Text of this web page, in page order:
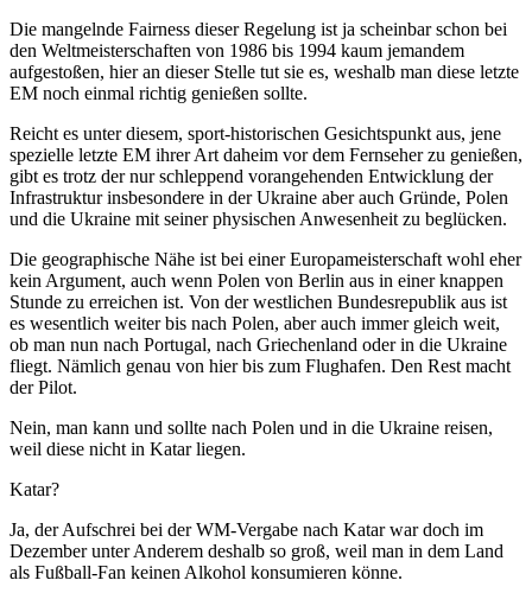
Die mangelnde Fairness dieser Regelung ist ja scheinbar schon bei
den Weltmeisterschaften von 1986 bis 1994 kaum jemandem
aufgestoßen, hier an dieser Stelle tut sie es, weshalb man diese letzte
EM noch einmal richtig genießen sollte.
Reicht es unter diesem, sport-historischen Gesichtspunkt aus, jene
spezielle letzte EM ihrer Art daheim vor dem Fernseher zu genießen,
gibt es trotz der nur schleppend vorangehenden Entwicklung der
Infrastruktur insbesondere in der Ukraine aber auch Gründe, Polen
und die Ukraine mit seiner physischen Anwesenheit zu beglücken.
Die geographische Nähe ist bei einer Europameisterschaft wohl eher
kein Argument, auch wenn Polen von Berlin aus in einer knappen
Stunde zu erreichen ist. Von der westlichen Bundesrepublik aus ist
es wesentlich weiter bis nach Polen, aber auch immer gleich weit,
ob man nun nach Portugal, nach Griechenland oder in die Ukraine
fliegt. Nämlich genau von hier bis zum Flughafen. Den Rest macht
der Pilot.
Nein, man kann und sollte nach Polen und in die Ukraine reisen,
weil diese nicht in Katar liegen.
Katar?
Ja, der Aufschrei bei der WM-Vergabe nach Katar war doch im
Dezember unter Anderem deshalb so groß, weil man in dem Land
als Fußball-Fan keinen Alkohol konsumieren könne.